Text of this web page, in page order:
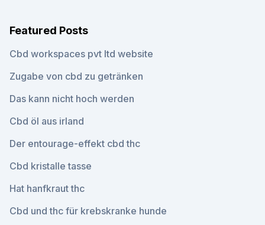
Featured Posts
Cbd workspaces pvt ltd website
Zugabe von cbd zu getränken
Das kann nicht hoch werden
Cbd öl aus irland
Der entourage-effekt cbd thc
Cbd kristalle tasse
Hat hanfkraut thc
Cbd und thc für krebskranke hunde